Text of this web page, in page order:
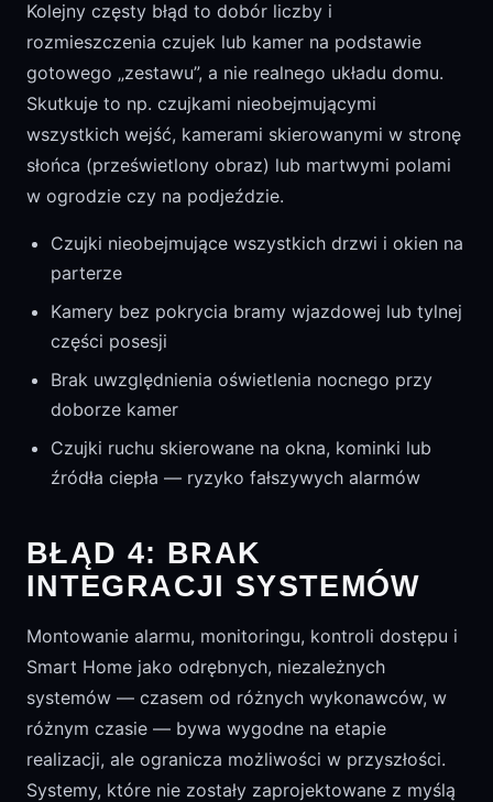
Kolejny częsty błąd to dobór liczby i
rozmieszczenia czujek lub kamer na podstawie
gotowego „zestawu”, a nie realnego układu domu.
Skutkuje to np. czujkami nieobejmującymi
wszystkich wejść, kamerami skierowanymi w stronę
słońca (prześwietlony obraz) lub martwymi polami
w ogrodzie czy na podjeździe.
Czujki nieobejmujące wszystkich drzwi i okien na
parterze
Kamery bez pokrycia bramy wjazdowej lub tylnej
części posesji
Brak uwzględnienia oświetlenia nocnego przy
doborze kamer
Czujki ruchu skierowane na okna, kominki lub
źródła ciepła — ryzyko fałszywych alarmów
BŁĄD 4: BRAK
INTEGRACJI SYSTEMÓW
Montowanie alarmu, monitoringu, kontroli dostępu i
Smart Home jako odrębnych, niezależnych
systemów — czasem od różnych wykonawców, w
różnym czasie — bywa wygodne na etapie
realizacji, ale ogranicza możliwości w przyszłości.
Systemy, które nie zostały zaprojektowane z myślą